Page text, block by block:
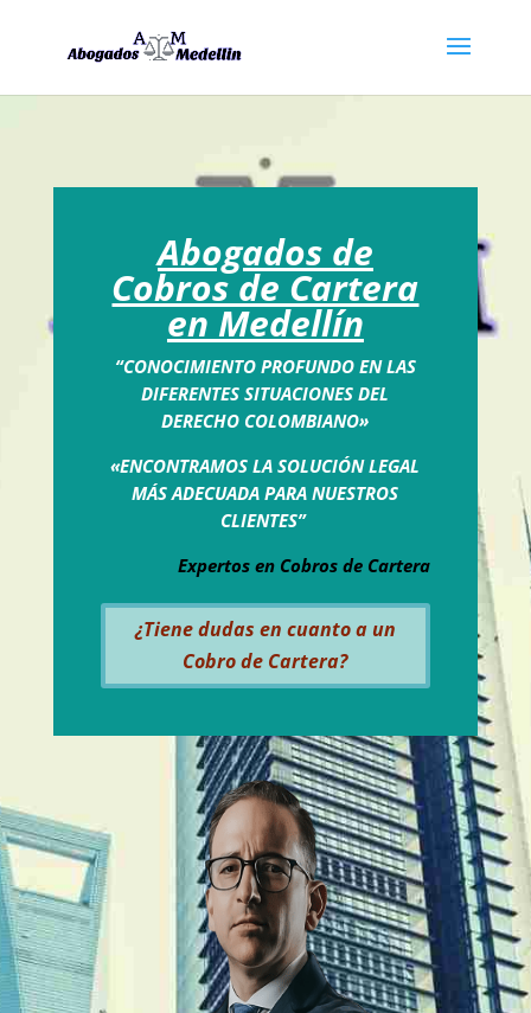
Abogados de
Cobros de Cartera
en Medellín
“CONOCIMIENTO PROFUNDO EN LAS
DIFERENTES SITUACIONES DEL
DERECHO COLOMBIANO»
«ENCONTRAMOS LA SOLUCIÓN LEGAL
MÁS ADECUADA PARA NUESTROS
CLIENTES”
Expertos en Cobros de Cartera
¿Tiene dudas en cuanto a un
Cobro de Cartera?